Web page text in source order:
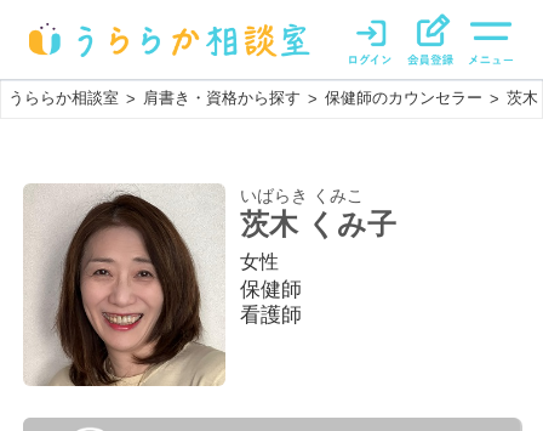
うららか相談室 > 肩書き・資格から探す > 保健師のカウンセラー > 茨木
いばらき くみこ
茨木 くみ子
女性
保健師
看護師